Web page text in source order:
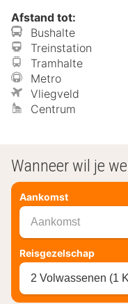
Afstand tot:
Bushalte
Treinstation
Tramhalte
Metro
Vliegveld
Centrum
Wanneer wil je
Aankomst
Aankomst
Reisgezelschap
2 Volwassenen (1